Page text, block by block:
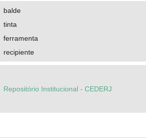
balde
tinta
ferramenta
recipiente
Repositório Institucional - CEDERJ